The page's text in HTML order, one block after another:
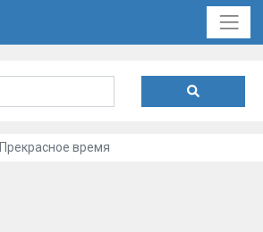
Прекрасное время